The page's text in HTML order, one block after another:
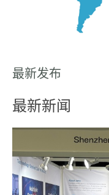
最新发布
最新新闻